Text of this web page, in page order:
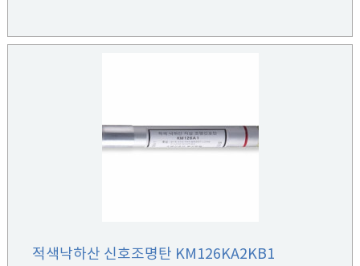
적색낙하산 신호조명탄 KM126KA2KB1